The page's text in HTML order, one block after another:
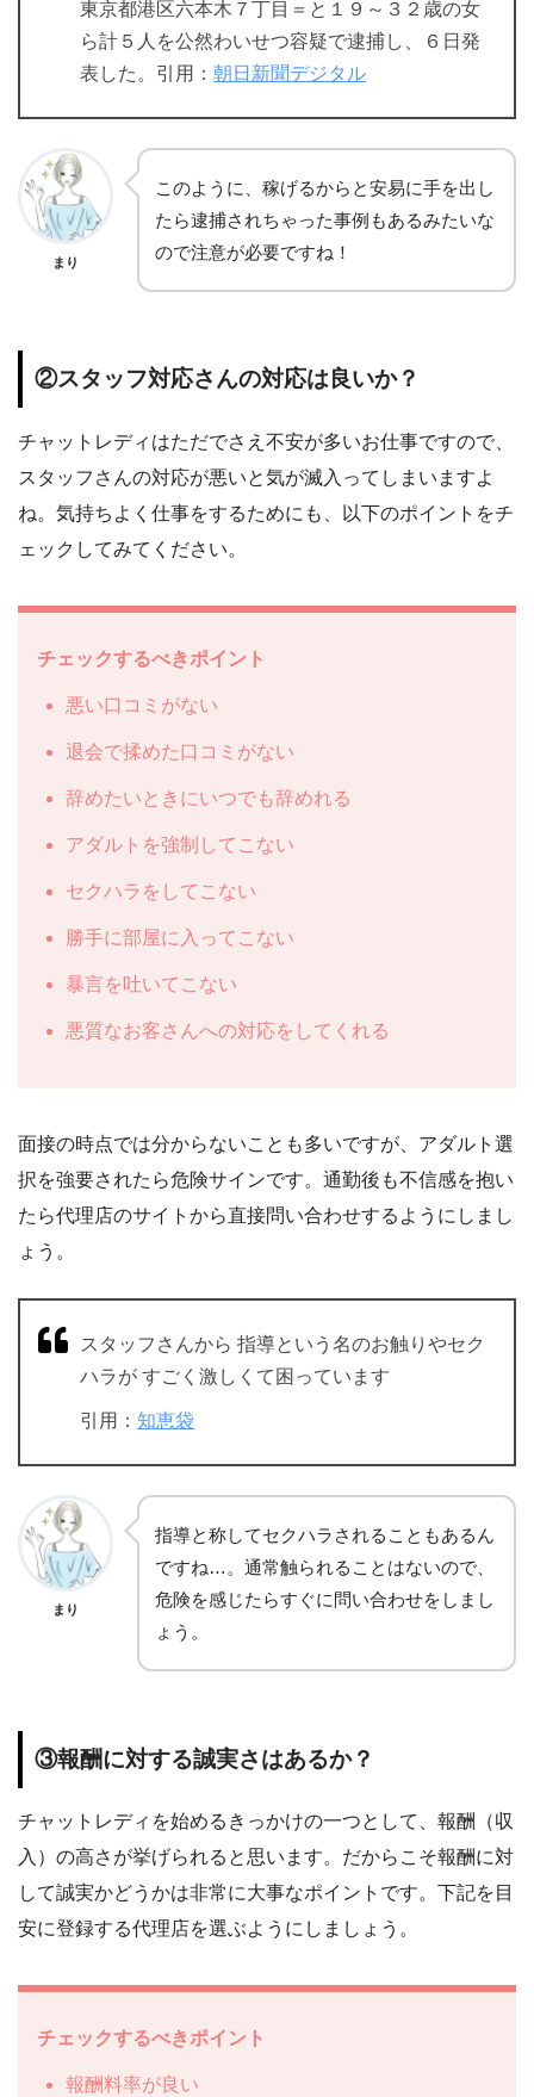
東京都港区六本木７丁目＝と１９～３２歳の女
ら計５人を公然わいせつ容疑で逮捕し、６日発
表した。引用： 朝日新聞デジタル
まり
このように、稼げるからと安易に手を出し
たら逮捕されちゃった事例もあるみたいな
ので注意が必要ですね！
②スタッフ対応さんの対応は良いか？
チャットレディはただでさえ不安が多いお仕事ですので、
スタッフさんの対応が悪いと気が滅入ってしまいますよ
ね。気持ちよく仕事をするためにも、以下のポイントをチ
ェックしてみてください。
チェックするべきポイント
悪い口コミがない
退会で揉めた口コミがない
辞めたいときにいつでも辞めれる
アダルトを強制してこない
セクハラをしてこない
勝手に部屋に入ってこない
暴言を吐いてこない
悪質なお客さんへの対応をしてくれる
面接の時点では分からないことも多いですが、アダルト選
択を強要されたら危険サインです。通勤後も不信感を抱い
たら代理店のサイトから直接問い合わせするようにしまし
ょう。
スタッフさんから 指導という名のお触りやセク
ハラが すごく激しくて困っています
引用： 知恵袋
まり
指導と称してセクハラされることもあるん
ですね…。通常触られることはないので、
危険を感じたらすぐに問い合わせをしまし
ょう。
③報酬に対する誠実さはあるか？
チャットレディを始めるきっかけの一つとして、報酬（収
入）の高さが挙げられると思います。だからこそ報酬に対
して誠実かどうかは非常に大事なポイントです。下記を目
安に登録する代理店を選ぶようにしましょう。
チェックするべきポイント
報酬料率が良い